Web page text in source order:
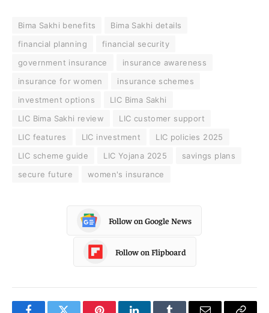
Bima Sakhi benefits
Bima Sakhi details
financial planning
financial security
government insurance
insurance awareness
insurance for women
insurance schemes
investment options
LIC Bima Sakhi
LIC Bima Sakhi review
LIC customer support
LIC features
LIC investment
LIC policies 2025
LIC scheme guide
LIC Yojana 2025
savings plans
secure future
women's insurance
Follow on Google News
Follow on Flipboard